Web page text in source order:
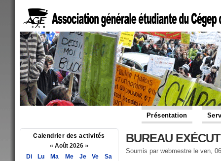
Présentation
Calendrier des activités
« Août 2026 »
Di Lu Ma Me Je Ve Sa
BUREAU
Soumis par webmestre le ven,